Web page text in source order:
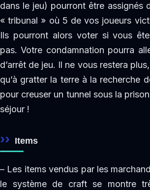
dans le jeu) pourront être assignés
« tribunal » où 5 de vos joueurs
Ils pourront alors voter si vous
pas. Votre condamnation pourra
d’arrêt de jeu. Il ne vous restera
qu’à gratter la terre à la recherche
pour creuser un tunnel sous la
séjour !
Items
– Les items vendus par les
le système de craft se montre